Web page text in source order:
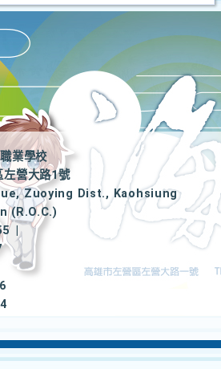
業學校
營大路1號
Zuoying Dist., Kaohsiung
(R.O.C.)
|